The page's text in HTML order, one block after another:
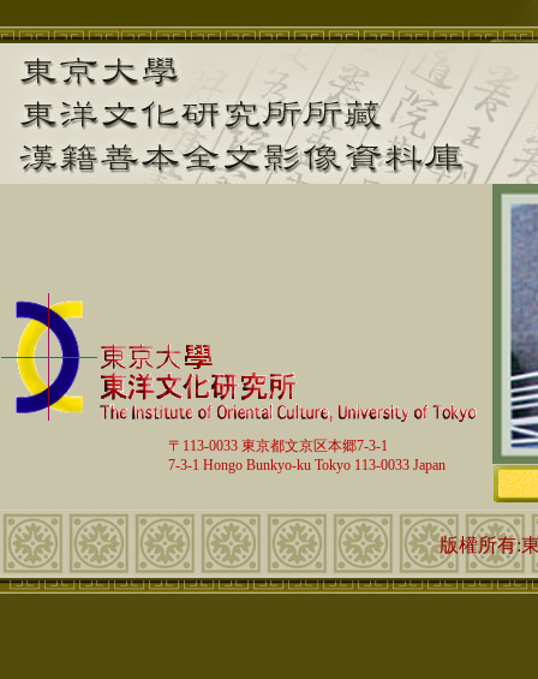
〒113-0033 東京都文京区本郷7-3-1
7-3-1 Hongo Bunkyo-ku Tokyo 113-0033 Japan
版權所有: